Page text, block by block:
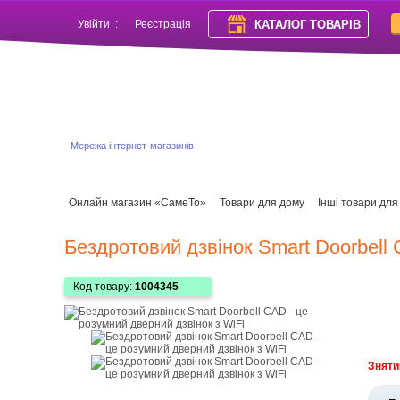
Увійти : Реєстрація КАТАЛОГ ТОВАРІВ
Мережа інтернет-магазинів
Онлайн магазин «СамеТо» Товари для дому Інші товари
Бездротовий дзвінок Smart
Код товару: 1004345